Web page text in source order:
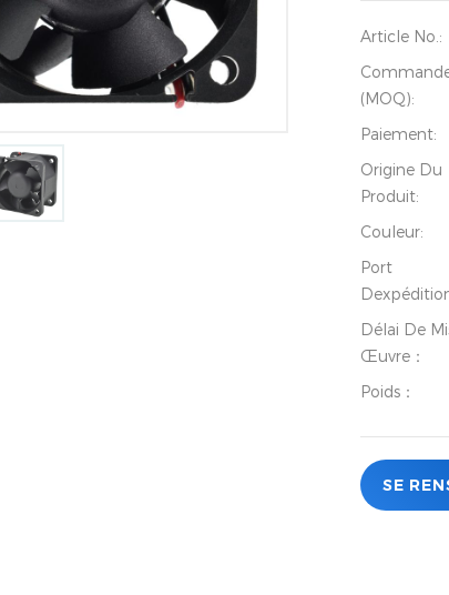
Article No.:
(MOQ):
Paiement:
Origine Du
Produit:
Couleur:
Port
Délai De
Œuvre：
Poids：
SE